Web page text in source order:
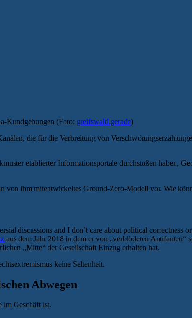
Kundgebungen (Foto: greifswald.gerade)
die für die Verbreitung von
etablierter Informationsportale durchstoßen haben,
von ihm mitentwickeltes Ground-Zero-Modell vor. Wie
discussions and I don’t care about political
aus dem Jahr 2018 in dem er von „verblödeten
„Mitte“ der Gesellschaft Einzug erhalten hat.
keine Seltenheit.
Abwegen
im Geschäft ist.